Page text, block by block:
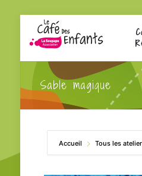
Sable magique
Accueil Tous les